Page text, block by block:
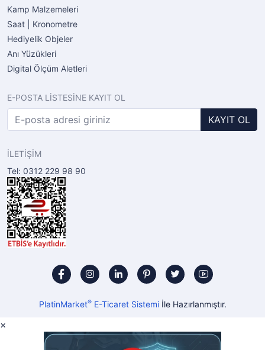
Kamp Malzemeleri
Saat | Kronometre
Hediyelik Objeler
Anı Yüzükleri
Digital Ölçüm Aletleri
E-POSTA LİSTESİNE KAYIT OL
KAYIT OL
İLETİŞİM
Tel: 0312 229 98 90
PlatinMarket®E-Ticaret Sistemiİle Hazırlanmıştır.
×